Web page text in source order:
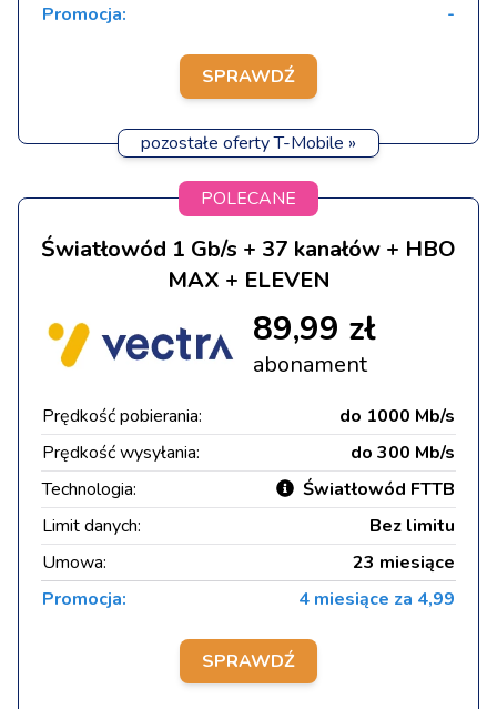
Promocja:
-
SPRAWDŹ
pozostałe oferty T-Mobile »
POLECANE
Światłowód 1 Gb/s + 37 kanałów + HBO
MAX + ELEVEN
89,99 zł
abonament
Prędkość pobierania:
do 1000 Mb/s
Prędkość wysyłania:
do 300 Mb/s
Technologia:
Światłowód FTTB
Limit danych:
Bez limitu
Umowa:
23 miesiące
Promocja:
4 miesiące za 4,99
SPRAWDŹ